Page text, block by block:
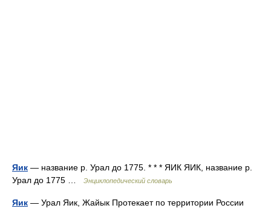
Яик — название р. Урал до 1775. * * * ЯИК ЯИК, название р.
Урал до 1775 …
Энциклопедический словарь
Яик — Урал Яик, Жайык Протекает по территории России